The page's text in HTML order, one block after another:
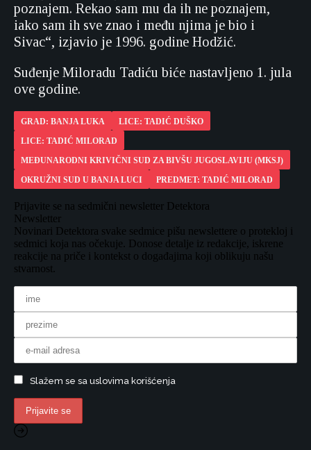
poznajem. Rekao sam mu da ih ne poznajem,
iako sam ih sve znao i među njima je bio i
Sivac“, izjavio je 1996. godine Hodžić.
Suđenje Miloradu Tadiću biće nastavljeno 1. jula
ove godine.
GRAD: BANJA LUKA
LICE: TADIĆ DUŠKO
LICE: TADIĆ MILORAD
MEĐUNARODNI KRIVIČNI SUD ZA BIVŠU JUGOSLAVIJU (MKSJ)
OKRUŽNI SUD U BANJA LUCI
PREDMET: TADIĆ MILORAD
Prijavite se na sedmični newsletter Detektora
Newsletter
Novinari Detektora svake sedmice pišu newslettere o protekloj i
sedmici koja nas očekuje. Donose detalje iz redakcije, iskrene
reakcije na priče i kontekst o događajima koji oblikuju našu
stvarnost.
Slažem se sa uslovima korišćenja